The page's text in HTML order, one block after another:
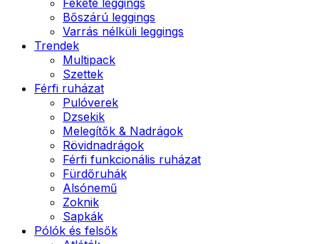
Bőszárú leggings
Varrás nélküli leggings
Trendek
Multipack
Szettek
Férfi ruházat
Pulóverek
Dzsekik
Melegítők & Nadrágok
Rövidnadrágok
Férfi funkcionális ruházat
Fürdőruhák
Alsónemű
Zoknik
Sapkák
Pólók és felsők